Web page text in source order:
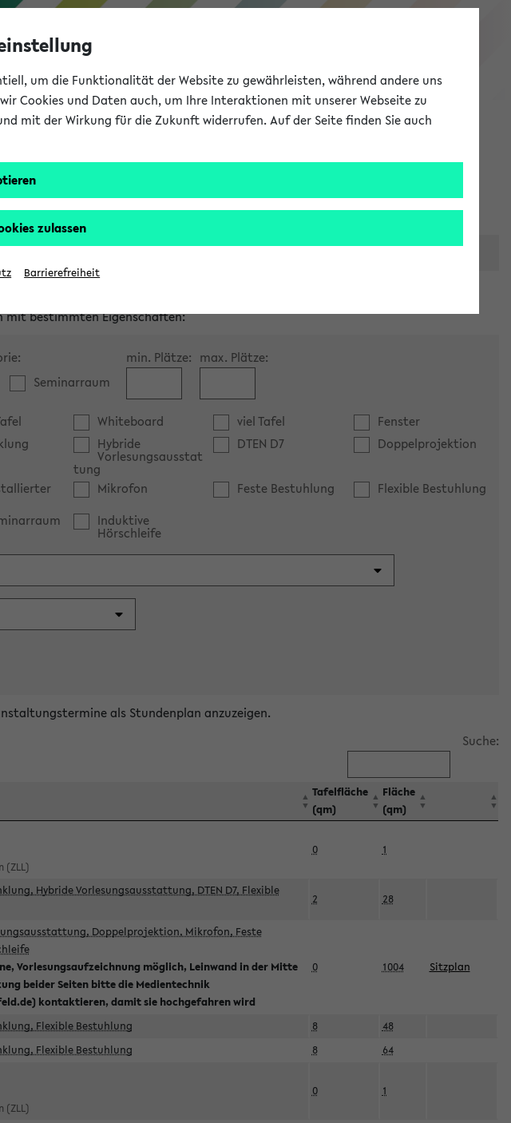
eKVV
mit bestimmten Eigenschaften:
Seminarraum
min. Plätze: max. Plätze:
Whiteboard viel Tafel
Fenster
Hybride
Vorlesungsausstat
tung
DTEN D7 Doppelprojektion
Mikrofon Feste Bestuhlung
Flexible Bestuhlung
Induktive
Hörschleife
als Stundenplan anzuzeigen.
Suche:
Tafelfläche
(qm)
Fläche
(qm)
(ZLL)
0 1
Hybride Vorlesungsausstattung, DTEN D7, Flexible
2 28
Doppelprojektion, Mikrofon, Feste
Vorlesungsaufzeichnung möglich, Leinwand in der Mitte
beider Seiten bitte die Medientechnik
kontaktieren, damit sie hochgefahren wird
0 1004 Sitzplan
Flexible Bestuhlung 8
48
Flexible Bestuhlung 8 64
(ZLL)
0 1
um die Funktionalität der Website zu gewährleisten, während andere uns
Cookies und Daten auch, um Ihre Interaktionen mit unserer Webseite zu
mit der Wirkung für die Zukunft widerrufen. Auf der Seite finden Sie auch
zulassen
Barrierefreiheit